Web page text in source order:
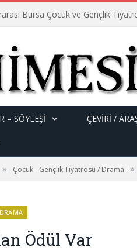
Bursa Çocuk ve Gençlik
– SÖYLEŞI ÇEVİRİ /
» Çocuk - Gençlik Tiyatrosu / Drama »
Ödül Var